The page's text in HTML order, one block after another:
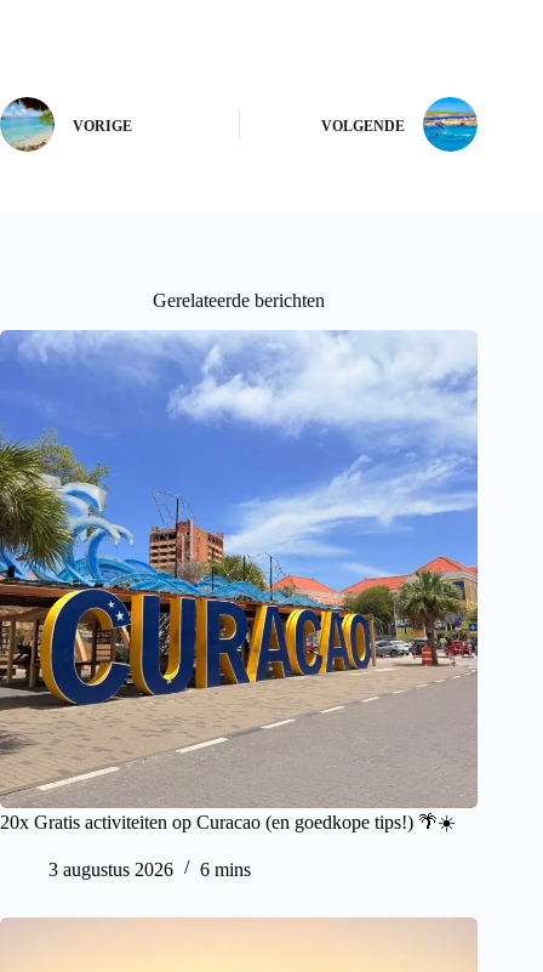
VORIGE VOLGENDE
Gerelateerde berichten
20x Gratis activiteiten op Curacao (en goedkope tips!) 🌴☀️
3 augustus 2026 6 mins